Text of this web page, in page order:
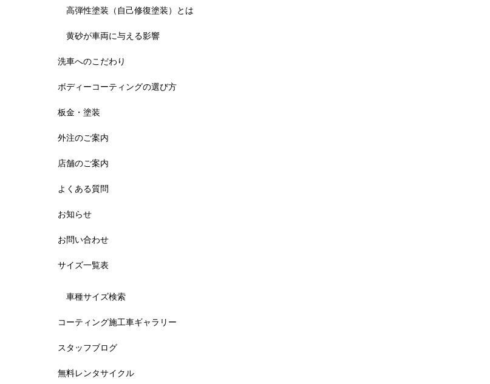
高弾性塗装（自己修復塗装）とは
黄砂が車両に与える影響
洗車へのこだわり
ボディーコーティングの選び方
板金・塗装
外注のご案内
店舗のご案内
よくある質問
お知らせ
お問い合わせ
サイズ一覧表
車種サイズ検索
コーティング施工車ギャラリー
スタッフブログ
無料レンタサイクル